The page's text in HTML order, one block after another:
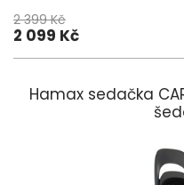
2 399 Kč
2 099 Kč
Hamax sedačka